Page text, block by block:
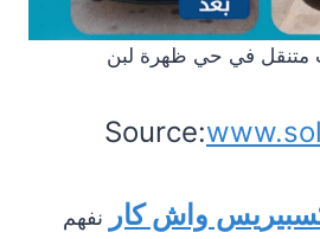
متنقل في حي ظهرة لبن
Source:
واش كار
نفهم